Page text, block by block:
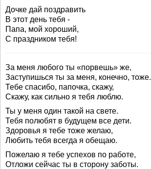
Дочке дай поздравить
В этот день тебя -
Папа, мой хороший,
С праздником тебя!
За меня любого ты «порвешь» же,
Заступишься ты за меня, конечно, тоже.
Тебе спасибо, папочка, скажу,
Скажу, как сильно я тебя люблю.
Ты у меня один такой на свете.
Тебя полюбят в будущем все дети.
Здоровья я тебе тоже желаю,
Любить тебя всегда я обещаю.
Пожелаю я тебе успехов по работе,
Отложи сейчас ты в сторону заботы.